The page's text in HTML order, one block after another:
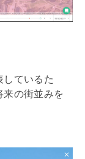
しているた
来の街並みを